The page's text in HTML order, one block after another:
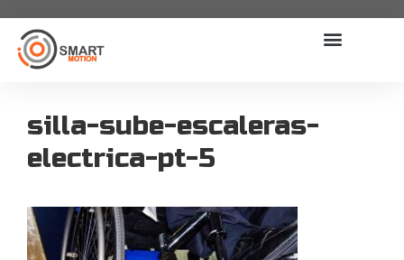
silla-sube-escaleras-
electrica-pt-5